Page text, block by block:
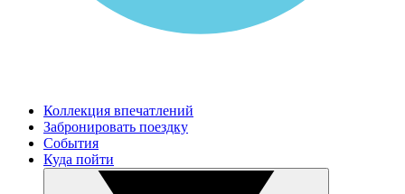
Коллекция впечатлений
Забронировать поездку
События
Куда пойти